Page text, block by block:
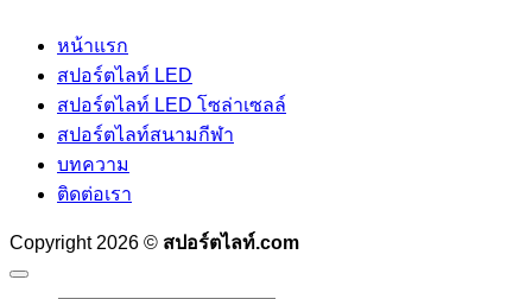
หน้าแรก
สปอร์ตไลท์ LED
สปอร์ตไลท์ LED โซล่าเซลล์
สปอร์ตไลท์สนามกีฬา
บทความ
ติดต่อเรา
Copyright 2026 © สปอร์ตไลท์.com